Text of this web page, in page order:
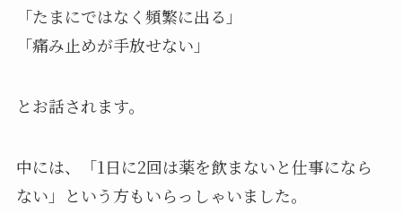
「たまにではなく頻繁に出る」
「痛み止めが手放せない」
とお話されます。
中には、「1日に2回は薬を飲まないと仕事になら
ない」という方もいらっしゃいました。